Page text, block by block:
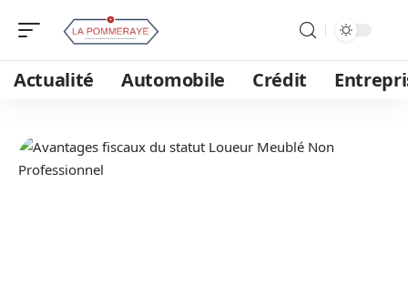
Actualité Automobile Crédit